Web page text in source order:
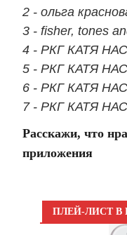
2 - ольга
3 - fisher, tones
4 - РКГ КАТЯ
5 - РКГ КАТЯ
6 - РКГ КАТЯ
7 - РКГ КАТЯ
Расскажи, что
приложения
ПЛЕЙ-ЛИСТ В